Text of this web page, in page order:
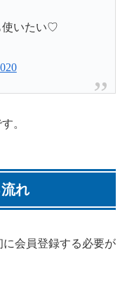
使いたい♡
。
れ
会員登録する必要が